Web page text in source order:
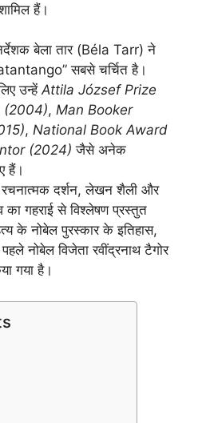
हैं।
बेला तार (Béla Tarr) ने
सबसे चर्चित है।
उन्हेंAttila József Prize
(2004), Man Booker
, National Book Award
(2024) जैसे अनेक
हैं।
दर्शन, लेखन शैली और
का गहराई से विश्लेषण प्रस्तुत
के नोबेल पुरस्कार के इतिहास,
नोबेल विजेता रवींद्रनाथ टैगोर
गया है।